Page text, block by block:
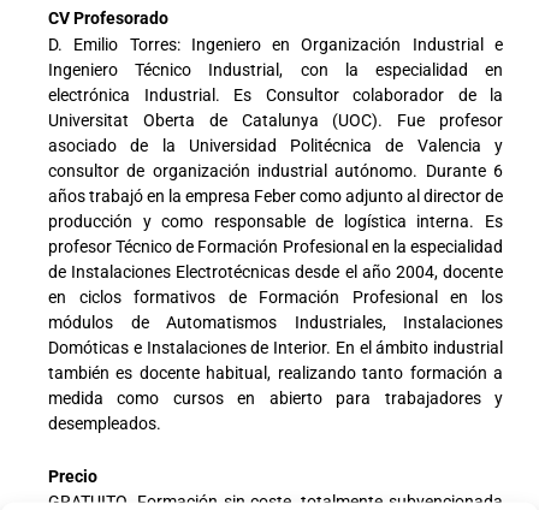
CV Profesorado
D. Emilio Torres: Ingeniero en Organización Industrial e
Ingeniero Técnico Industrial, con la especialidad en
electrónica Industrial. Es Consultor colaborador de la
Universitat Oberta de Catalunya (UOC). Fue profesor
asociado de la Universidad Politécnica de Valencia y
consultor de organización industrial autónomo. Durante 6
años trabajó en la empresa Feber como adjunto al director de
producción y como responsable de logística interna. Es
profesor Técnico de Formación Profesional en la especialidad
de Instalaciones Electrotécnicas desde el año 2004, docente
en ciclos formativos de Formación Profesional en los
módulos de Automatismos Industriales, Instalaciones
Domóticas e Instalaciones de Interior. En el ámbito industrial
también es docente habitual, realizando tanto formación a
medida como cursos en abierto para trabajadores y
desempleados.
Precio
GRATUITO. Formación sin coste, totalmente subvencionada